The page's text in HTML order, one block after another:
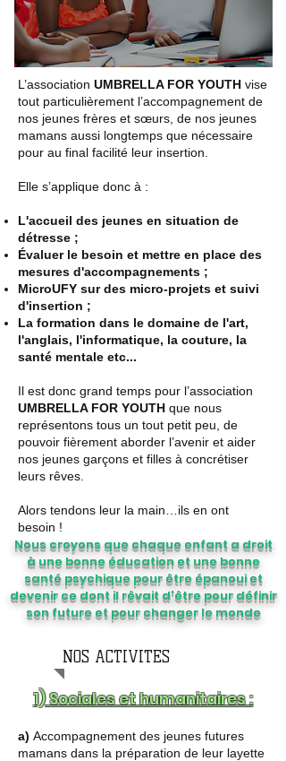
L’association UMBRELLA FOR YOUTH vise
tout particulièrement l’accompagnement de
nos jeunes frères et sœurs, de nos jeunes
mamans aussi longtemps que nécessaire
pour au final facilité leur insertion.
Elle s’applique donc à :
L'accueil des jeunes en situation de
détresse ;
Évaluer le besoin et mettre en place des
mesures d'accompagnements ;
MicroUFY sur des micro-projets et suivi
d'insertion ;
La formation dans le domaine de l'art,
l'anglais, l'informatique, la couture, la
santé mentale etc... ​
Il est donc grand temps pour l’association
UMBRELLA FOR YOUTH que nous
représentons tous un tout petit peu, de
pouvoir fièrement aborder l’avenir et aider
nos jeunes garçons et filles à concrétiser
leurs rêves.
Alors tendons leur la main…ils en ont
besoin !
Nous croyons que chaque enfant a droit
à une bonne éducation et une bonne
santé psychique pour être épanoui et
devenir ce dont il rêvait d'être pour définir
son future et pour changer le monde
NOS ACTIVITES
1) Sociales et humanitaires :
a) Accompagnement des jeunes futures
mamans dans la préparation de leur layette